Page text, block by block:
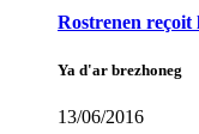
Rostrenen reçoit
Ya d'ar brezhoneg
13/06/2016